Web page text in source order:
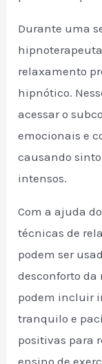
Durante uma
relaxamento
hipnótico.
acessar o
emocionais e
causando
intensos.
Com a ajuda
técnicas de
podem ser
desconforto da
podem incluir
tranquilo e
positivas para